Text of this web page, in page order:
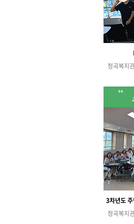
청곡복지
청곡복지